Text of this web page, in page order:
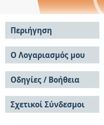
Περιήγηση
Σε όλο το DSpace
Κοινότητες & Συλλογές
Ανά Ημερομηνία
Έκδοσης
Συγγραφείς
Τίτλοι
Θέματα
Ο Λογαριασμός μου
Σύνδεση
Εγγραφή
Οδηγίες / Βοήθεια
Οδηγίες Υποβολής
Οδηγίες Χρήσης ΙΑ
Συχνές Ερωτήσεις
Σχετικοί Σύνδεσμοι